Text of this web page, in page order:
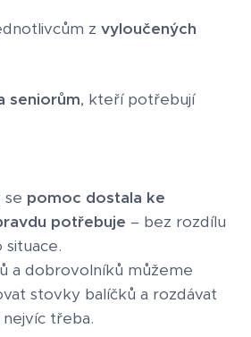
z vyloučených
seniorům, kteří potřebují
se pomoc dostala ke
potřebuje – bez rozdílu
a dobrovolníků můžeme
stovky balíčků a rozdávat
třeba.